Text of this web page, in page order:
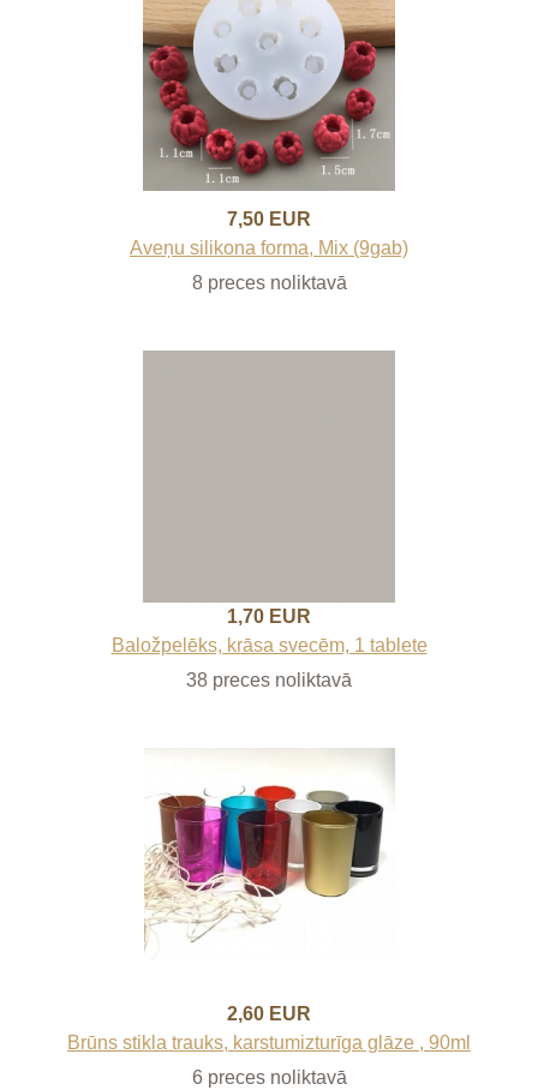
7,50 EUR
Aveņu silikona forma, Mix (9gab)
8 preces noliktavā
1,70 EUR
Baložpelēks, krāsa svecēm, 1 tablete
38 preces noliktavā
2,60 EUR
Brūns stikla trauks, karstumizturīga glāze , 90ml
6 preces noliktavā